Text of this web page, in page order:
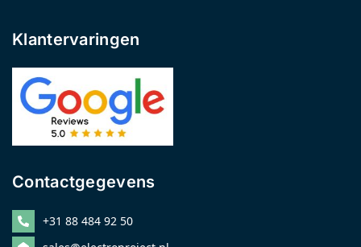
Klantervaringen
Contactgegevens
+31 88 484 92 50